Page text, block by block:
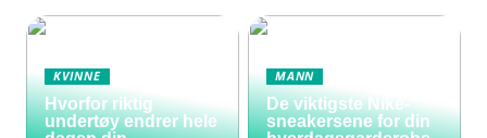
KVINNE
Hvorfor riktig
undertøy endrer hele
MANN
De viktigste Nike-
sneakersene for din